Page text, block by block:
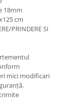
18mm
cm
PRINDERE SI
mici modificari